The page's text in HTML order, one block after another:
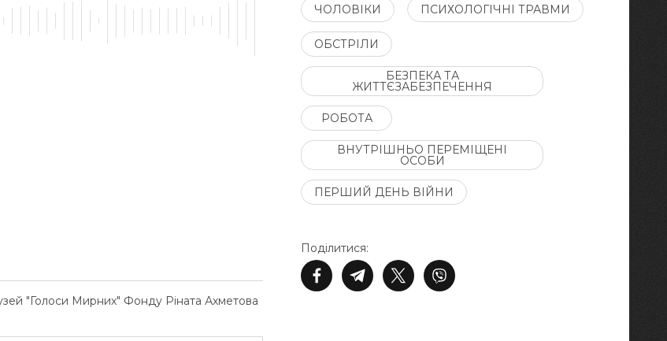
"Голоси Мирних" Фонду Ріната Ахметова
Поділитися:
ЧОЛОВІКИ ПСИХОЛОГІЧНІ ТРАВМИ
ОБСТРІЛИ
БЕЗПЕКА ТА
ЖИТТЄЗАБЕЗПЕЧЕННЯ
РОБОТА
ВНУТРІШНЬО ПЕРЕМІЩЕНІ
ОСОБИ
ПЕРШИЙ ДЕНЬ ВІЙНИ